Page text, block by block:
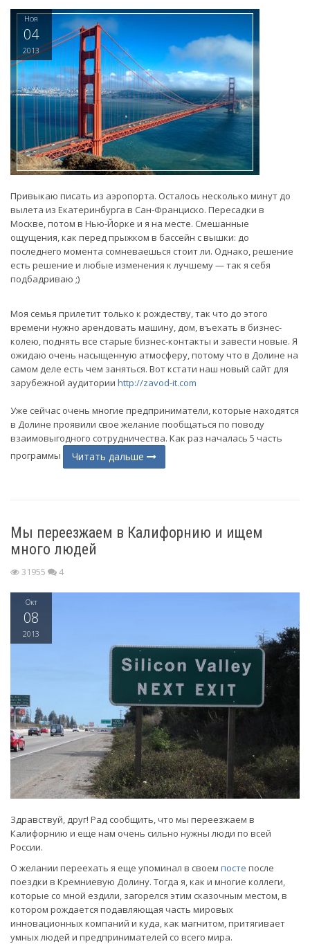
Ноя
04
2013
Привыкаю писать из аэропорта. Осталось несколько минут до
вылета из Екатеринбурга в Сан-Франциско. Пересадки в
Москве, потом в Нью-Йорке и я на месте. Смешанные
ощущения, как перед прыжком в бассейн с вышки: до
последнего момента сомневаешься стоит ли. Однако, решение
есть решение и любые изменения к лучшему — так я себя
подбадриваю ;)
Моя семья прилетит только к рождеству, так что до этого
времени нужно арендовать машину, дом, въехать в бизнес-
колею, поднять все старые бизнес-контакты и завести новые. Я
ожидаю очень насыщенную атмосферу, потому что в Долине на
самом деле есть чем заняться. Вот кстати наш новый сайт для
зарубежной аудитории http://zavod-it.com
Уже сейчас очень многие предприниматели, которые находятся
в Долине проявили свое желание пообщаться по поводу
взаимовыгодного сотрудничества. Как раз началась 5 часть
программы
Читать дальше
Мы переезжаем в Калифорнию и ищем
много людей
31955 4
Окт
08
2013
Здравствуй, друг! Рад сообщить, что мы переезжаем в
Калифорнию и еще нам очень сильно нужны люди по всей
России.
О желании переехать я еще упоминал в своем посте после
поездки в Кремниевую Долину. Тогда я, как и многие коллеги,
которые со мной ездили, загорелся этим сказочным местом, в
котором рождается подавляющая часть мировых
инновационных компаний и куда, как магнитом, притягивает
умных людей и предпринимателей со всего мира.